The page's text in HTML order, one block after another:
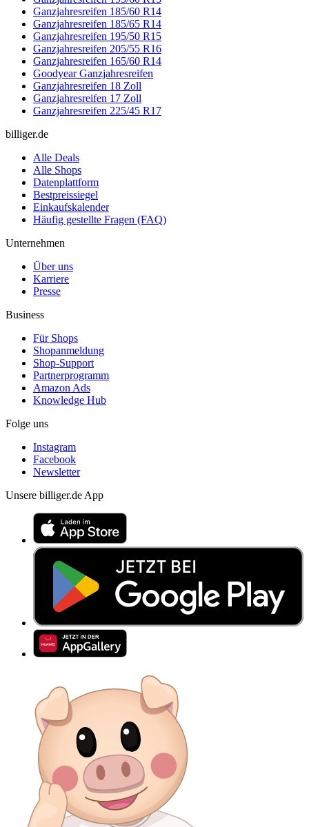
Ganzjahresreifen 185/60 R14
Ganzjahresreifen 185/65 R14
Ganzjahresreifen 195/50 R15
Ganzjahresreifen 205/55 R16
Ganzjahresreifen 165/60 R14
Goodyear Ganzjahresreifen
Ganzjahresreifen 18 Zoll
Ganzjahresreifen 17 Zoll
Ganzjahresreifen 225/45 R17
billiger.de
Alle Deals
Alle Shops
Datenplattform
Bestpreissiegel
Einkaufskalender
Häufig gestellte Fragen (FAQ)
Unternehmen
Über uns
Karriere
Presse
Business
Für Shops
Shopanmeldung
Shop-Support
Partnerprogramm
Amazon Ads
Knowledge Hub
Folge uns
Instagram
Facebook
Newsletter
Unsere billiger.de App